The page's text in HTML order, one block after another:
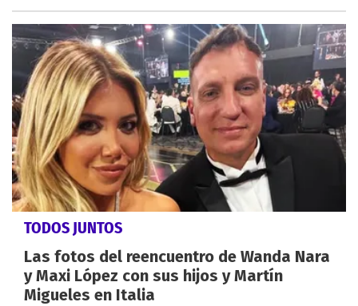
TODOS JUNTOS
Las fotos del reencuentro de Wanda Nara
y Maxi López con sus hijos y Martín
Migueles en Italia